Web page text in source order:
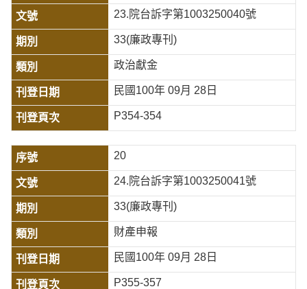
23.院台訴字第1003250040號
33(廉政專刊)
政治獻金
民國100年 09月 28日
P354-354
20
24.院台訴字第1003250041號
33(廉政專刊)
財產申報
民國100年 09月 28日
P355-357